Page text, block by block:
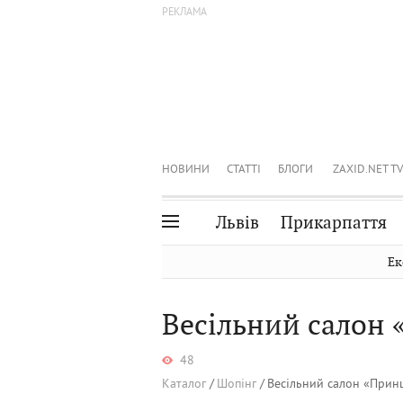
НОВИНИ СТАТТІ БЛОГИ ZAXID.NET TV
Львів Прикарпаття
Волинь
Закарпаття
Чернівці
Весільний салон
48
Каталог
Шопінг Весільний салон